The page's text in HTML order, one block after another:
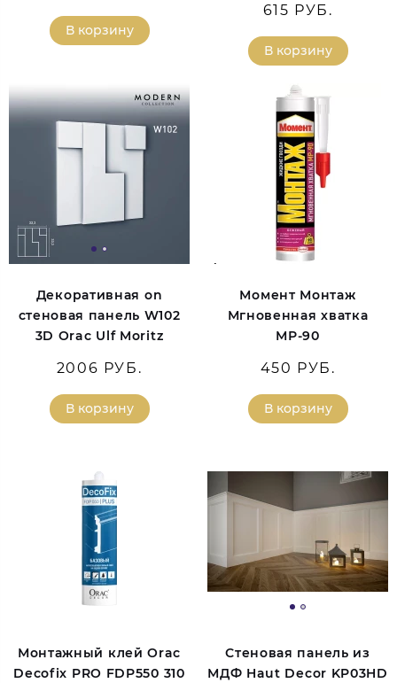
В корзину
615 РУБ.
В корзину
Декоративная on
стеновая панель W102
3D Orac Ulf Moritz
2006 РУБ.
В корзину
Момент Монтаж
Мгновенная хватка
МР-90
450 РУБ.
В корзину
Монтажный клей Orac
Decofix PRO FDP550 310
Стеновая панель из
МДФ Haut Decor KP03HD